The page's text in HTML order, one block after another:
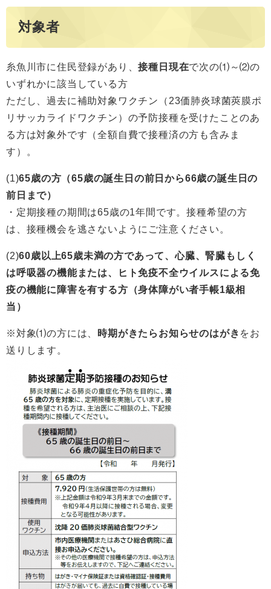
対象者
糸魚川市に住民登録があり、接種日現在で次の⑴～⑵の
いずれかに該当している方
ただし、過去に補助対象ワクチン（23価肺炎球菌莢膜ポ
リサッカライドワクチン）の予防接種を受けたことのあ
る方は対象外です（全額自費で接種済の方も含みま
す）。
(1)65歳の方（65歳の誕生日の前日から66歳の誕生日の
前日まで）
・定期接種の期間は65歳の1年間です。接種希望の方
は、接種機会を逃さないようにご注意ください。
(2)60歳以上65歳未満の方であって、心臓、腎臓もしく
は呼吸器の機能または、ヒト免疫不全ウイルスによる免
疫の機能に障害を有する方（身体障がい者手帳1級相
当）
※対象⑴の方には、 時期がきたらお知らせのはがき をお
送りします。